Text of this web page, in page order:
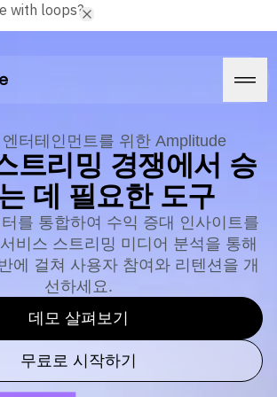
터테인먼트를 위한 Amplitude
트리밍 경쟁에서 승
데 필요한 도구
를 통합하여 수익 증대 인사이트를
비스 스트리밍 미디어 분석을 통해
에 걸쳐 사용자 참여와 리텐션을 개
선하세요.
데모 살펴보기
무료로 시작하기
with loops?